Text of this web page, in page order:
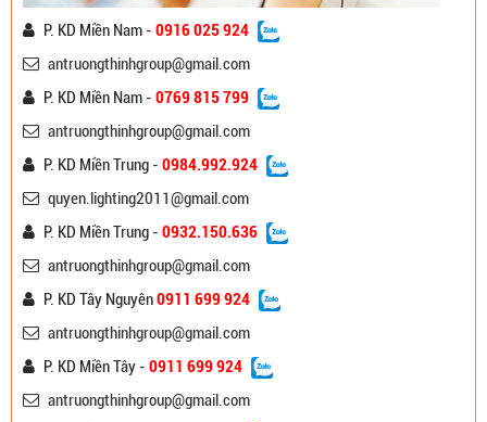
P. KD Miền Nam - 0916 025 924
antruongthinhgroup@gmail.com
P. KD Miền Nam - 0769 815 799
antruongthinhgroup@gmail.com
P. KD Miền Trung - 0984.992.924
quyen.lighting2011@gmail.com
P. KD Miền Trung - 0932.150.636
antruongthinhgroup@gmail.com
P. KD Tây Nguyên0911 699 924
antruongthinhgroup@gmail.com
P. KD Miền Tây - 0911 699 924
antruongthinhgroup@gmail.com